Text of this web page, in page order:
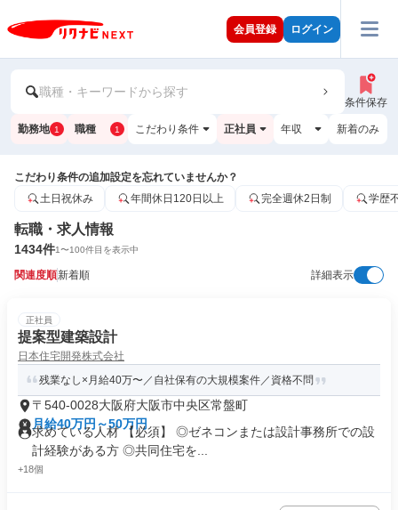
会員登録 ログイン
職種・キーワードから探す
条件保存
勤務地 1 職種 1 こだわり条件 正社員 年収 新着のみ
こだわり条件の追加設定を忘れていませんか？
土日祝休み
年間休日120日以上 完全週休2日制 学歴
転職・求人情報
1434件1〜100件目を表示中
関連度順新着順 詳細表示
正社員
提案型建築設計
日本住宅開発株式会社
残業なし×月給40万〜／自社保有の大規模案件／資格不問
〒540-0028大阪府大阪市中央区常盤町
月給40万円～50万円
求めている人材 【必須】 ◎ゼネコンまたは設計事務所での設
計経験がある方 ◎共同住宅を...
+18個